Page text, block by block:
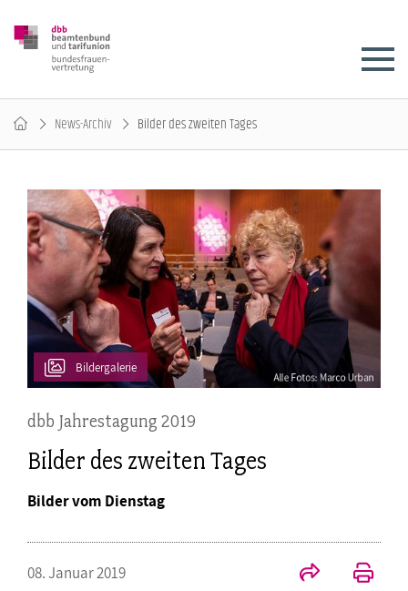
News-Archiv Bilder des zweiten Tages
Bildergalerie
dbb Jahrestagung 2019
Bilder des zweiten Tages
Bilder vom Dienstag
08. Januar 2019